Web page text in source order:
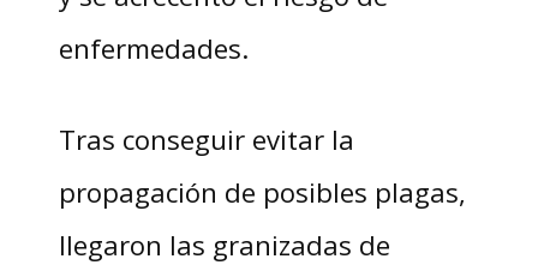
enfermedades.
Tras conseguir evitar la
propagación de posibles plagas,
llegaron las granizadas de